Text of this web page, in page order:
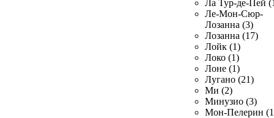
Ла Тур-де-Пей
Ле-Мон-Сюр-
Лозанна (3)
Лозанна (17)
Лойк (1)
Локо (1)
Лоне (1)
Лугано (21)
Ми (2)
Минузио (3)
Мон-Пелерин